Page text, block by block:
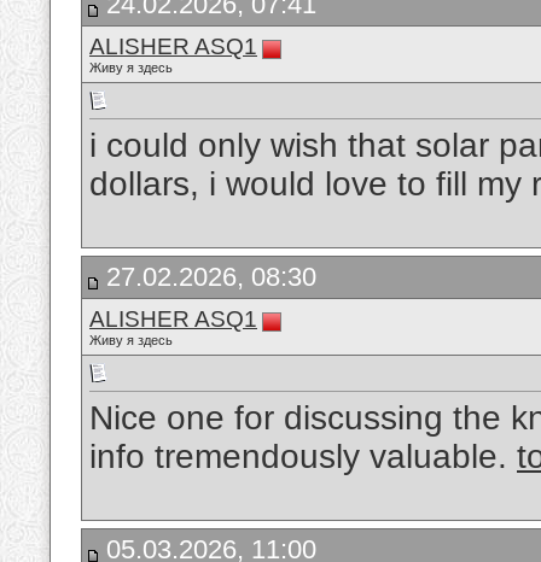
ALISHER ASQ1
Живу я здесь
i could only wish that solar
dollars, i would love to fill my
27.02.2026, 08:30
ALISHER ASQ1
Живу я здесь
Nice one for discussing the
info tremendously valuable.
05.03.2026, 11:00